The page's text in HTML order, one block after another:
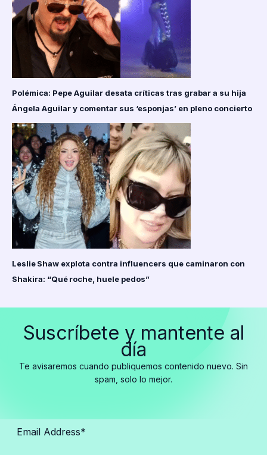
Polémica: Pepe Aguilar desata críticas tras grabar a su hija
Ángela Aguilar y comentar sus ‘esponjas’ en pleno concierto
Leslie Shaw explota contra influencers que caminaron con
Shakira: “Qué roche, huele pedos”
Suscríbete y mantente al
día
Te avisaremos cuando publiquemos contenido nuevo. Sin
spam, solo lo mejor.